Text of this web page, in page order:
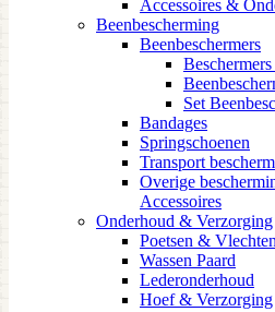
Accessoires &
Beenbescherming
Beenbeschermers
Set
Bandages
Springschoenen
Transport
Overige
Accessoires
Onderhoud & Verzorging
Poetsen & Vlechten
Wassen Paard
Lederonderhoud
Hoef & Verzorging